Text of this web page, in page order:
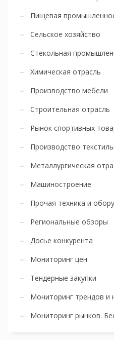
Пищевая
Сельское хозяйство
Стекольная
Химическая отрасль
Производство мебели
Строительная отрасль
Рынок спортивных
Производство
Металлургическая
Машиностроение
Прочая техника и
Региональные обзоры
Досье конкурента
Мониторинг цен
Тендерные закупки
Мониторинг трендов и
Мониторинг рынков.